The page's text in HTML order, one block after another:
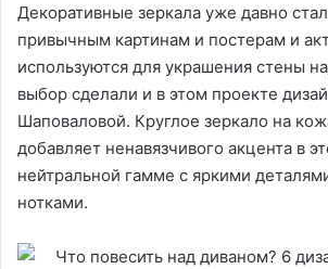
Декоративные зеркала уже давно
привычным картинам и постерам и
используются для украшения стены
выбор сделали и в этом проекте
Шаповаловой. Круглое зеркало на
добавляет ненавязчивого акцента в
нейтральной гамме с яркими
нотками.